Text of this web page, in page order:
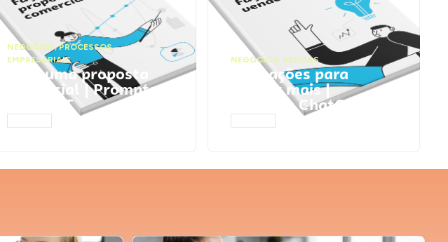
NEGÓCIOS,PROCESSOS
EMPRESARIAIS
Faça uma proposta
comercial | Prompts
ChatGPT
NEGÓCIOS, VENDAS
Faça ações para
vender mais |
Prompts ChatGPT